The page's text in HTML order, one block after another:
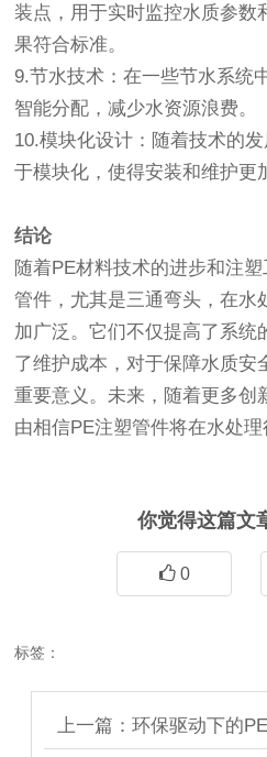
装点，用于实时监控水质参数
果符合标准。
9.节水技术：在一些节水系统
智能分配，减少水资源浪费。
10.模块化设计：随着技术的
于模块化，使得安装和维护更
结论
随着PE材料技术的进步和注
管件，尤其是三通弯头，在水
加广泛。它们不仅提高了系统
了维护成本，对于保障水质安
重要意义。未来，随着更多创
由相信PE注塑管件将在水处理
你觉得这篇文
0
标签：